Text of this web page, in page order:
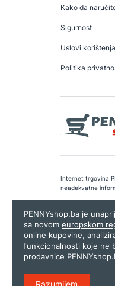
Kako da
Sigurnost
Uslovi korištenja
Politika
Internet trgovina
neadekvatne
Copyright ©
PENNYshop.ba je
sa novom europskom
online kupovine,
funkcionalnosti koje ne
prodavnice
Razumijem